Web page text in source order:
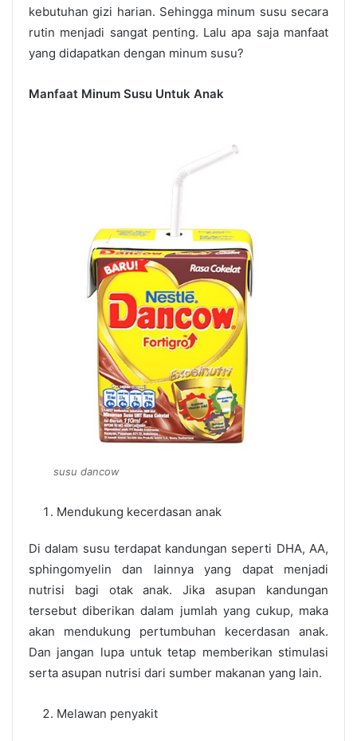
kebutuhan gizi harian. Sehingga minum susu secara
rutin menjadi sangat penting. Lalu apa saja manfaat
yang didapatkan dengan minum susu?
Manfaat Minum Susu Untuk Anak
susu dancow
Mendukung kecerdasan anak
Di dalam susu terdapat kandungan seperti DHA, AA,
sphingomyelin dan lainnya yang dapat menjadi
nutrisi bagi otak anak. Jika asupan kandungan
tersebut diberikan dalam jumlah yang cukup, maka
akan mendukung pertumbuhan kecerdasan anak.
Dan jangan lupa untuk tetap memberikan stimulasi
serta asupan nutrisi dari sumber makanan yang lain.
Melawan penyakit